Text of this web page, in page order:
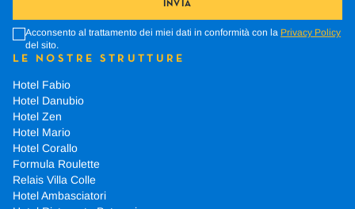
INVIA
Acconsento al trattamento dei miei dati in conformità con la Privacy Policy
del sito.
LE NOSTRE STRUTTURE
Hotel Fabio
Hotel Danubio
Hotel Zen
Hotel Mario
Hotel Corallo
Formula Roulette
Relais Villa Colle
Hotel Ambasciatori